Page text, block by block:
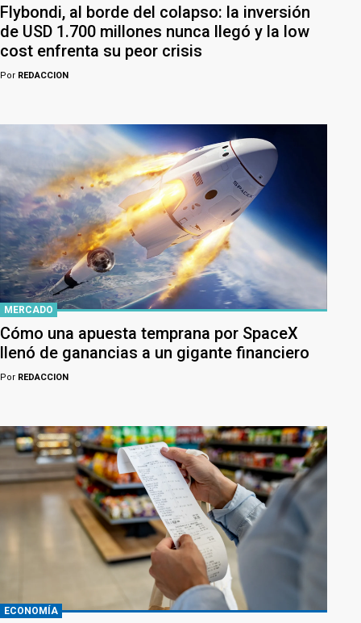
Flybondi, al borde del colapso: la inversión
de USD 1.700 millones nunca llegó y la low
cost enfrenta su peor crisis
Por REDACCION
MERCADO
Cómo una apuesta temprana por SpaceX
llenó de ganancias a un gigante financiero
Por REDACCION
ECONOMÍA